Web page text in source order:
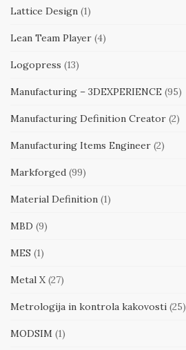
Lattice Design (1)
Lean Team Player (4)
Logopress (13)
Manufacturing – 3DEXPERIENCE (95)
Manufacturing Definition Creator (2)
Manufacturing Items Engineer (2)
Markforged (99)
Material Definition (1)
MBD (9)
MES (1)
Metal X (27)
Metrologija in kontrola kakovosti (25)
MODSIM (1)